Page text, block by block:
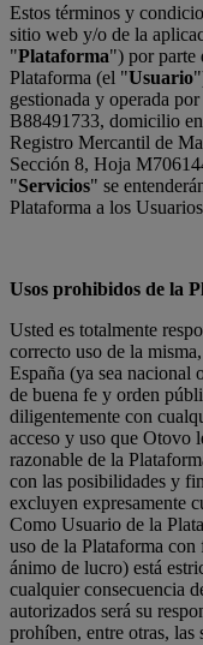
Estos términos y
sitio web y/o de la
"Plataforma") por parte
Plataforma (el "Usuario
gestionada y operada
B88491733, domicilio
Registro Mercantil de
Sección 8, Hoja
"Servicios" se
Plataforma a los
Usos prohibidos de la
Usted es totalmente
correcto uso de la
España (ya sea nacional
de buena fe y orden
diligentemente con
acceso y uso que Otovo
razonable de la
con las posibilidades y
excluyen expresamente
Como Usuario de la
uso de la Plataforma
ánimo de lucro) está
cualquier consecuencia
autorizados será su
prohíben, entre otras, las